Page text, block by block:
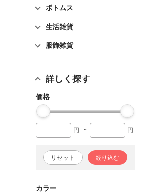
ボトムス
生活雑貨
服飾雑貨
詳しく探す
価格
円 ~ 円
リセット 絞り込む
カラー